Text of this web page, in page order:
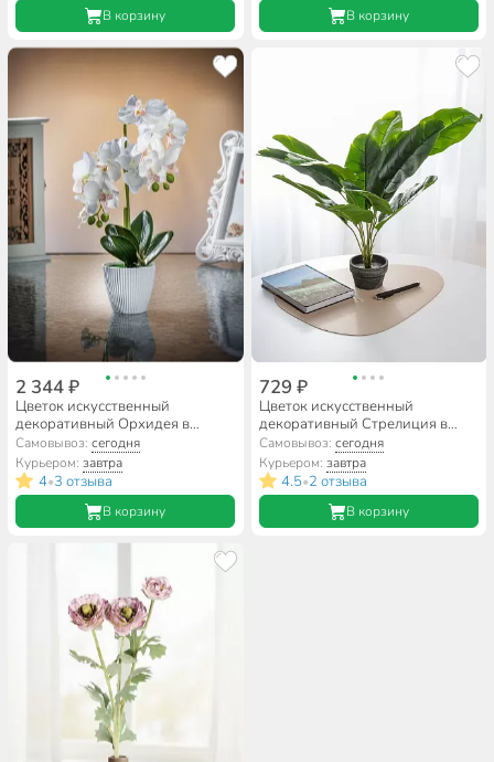
В корзину В корзину
2 344 ₽
Цветок искусственный
декоративный Орхидея в
кашпо, 55 см, белый, Y4-7945
Самовывоз:сегодня
Курьером:завтра
4•3 отзыва
В корзину
729 ₽
Цветок искусственный
декоративный Стрелиция в
кашпо, 47 см, Y4-11112
Самовывоз: сегодня
Курьером: завтра
4.5•2 отзыва
В корзину